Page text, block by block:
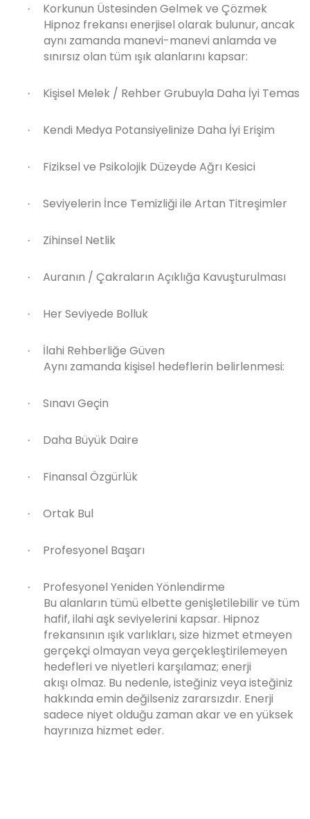
·
Korkunun Üstesinden Gelmek ve Çözmek
Hipnoz frekansı enerjisel olarak bulunur, ancak
aynı zamanda manevi-manevi anlamda ve
sınırsız olan tüm ışık alanlarını kapsar:
· Kişisel Melek / Rehber Grubuyla Daha İyi Temas
· Kendi Medya Potansiyelinize Daha İyi Erişim
· Fiziksel ve Psikolojik Düzeyde Ağrı Kesici
· Seviyelerin İnce Temizliği ile Artan Titreşimler
· Zihinsel Netlik
· Auranın / Çakraların Açıklığa Kavuşturulması
· Her Seviyede Bolluk
·
İlahi Rehberliğe Güven
Aynı zamanda kişisel hedeflerin belirlenmesi:
· Sınavı Geçin
· Daha Büyük Daire
· Finansal Özgürlük
· Ortak Bul
· Profesyonel Başarı
·
Profesyonel Yeniden Yönlendirme
Bu alanların tümü elbette genişletilebilir ve tüm
hafif, ilahi aşk seviyelerini kapsar. Hipnoz
frekansının ışık varlıkları, size hizmet etmeyen
gerçekçi olmayan veya gerçekleştirilemeyen
hedefleri ve niyetleri karşılamaz; enerji
akışı olmaz. Bu nedenle, isteğiniz veya isteğiniz
hakkında emin değilseniz zararsızdır. Enerji
sadece niyet olduğu zaman akar ve en yüksek
hayrınıza hizmet eder.